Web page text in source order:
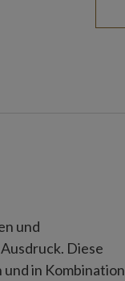
und
Diese
in Kombination